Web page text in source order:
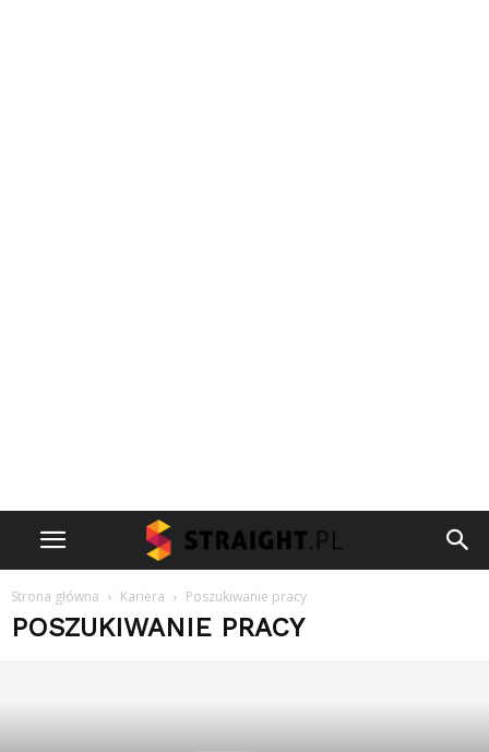
Strona główna Kariera Poszukiwanie pracy
POSZUKIWANIE PRACY